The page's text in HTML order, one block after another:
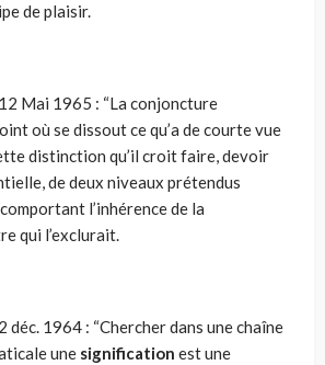
de plaisir.
Mai 1965 : “La conjoncture
où se dissout ce qu’a de courte vue
distinction qu’il croit faire, devoir
de deux niveaux prétendus
l’inhérence de la
qui l’exclurait.
2 déc. 1964 : “Chercher dans une chaîne
une signification est une